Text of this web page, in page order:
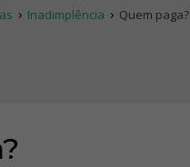
Inadimplência Quem paga?